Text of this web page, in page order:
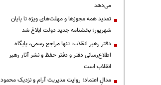
می‌دهد
تمدید همه مجوزها و مهلت‌های ویژه تا پایان
شهریور؛ بخشنامه جدید دولت ابلاغ شد
دفتر رهبر انقلاب: تنها مراجع رسمی، پایگاه
اطلاع‌رسانی دفتر و دفتر حفظ و نشر آثار رهبر
انقلاب است
مدالِ اعتماد؛ روایت مدیریت آرام و نزدیک محمود